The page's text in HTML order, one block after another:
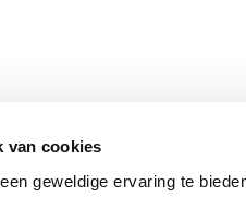
van cookies
geweldige ervaring te